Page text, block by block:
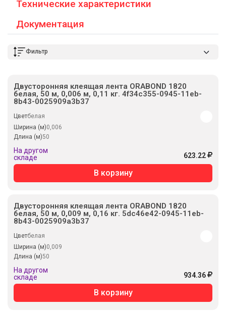
Технические характеристики
Документация
Фильтр
Двусторонняя клеящая лента ORABOND 1820
белая, 50 м, 0,006 м, 0,11 кг. 4f34c355-0945-11eb-
8b43-0025909a3b37
Цветбелая
Ширина (м)0,006
Длина (м)50
На другом
складе
623.22
В корзину
Двусторонняя клеящая лента ORABOND 1820
белая, 50 м, 0,009 м, 0,16 кг. 5dc46e42-0945-11eb-
8b43-0025909a3b37
Цветбелая
Ширина (м)0,009
Длина (м)50
На другом
складе
934.36
В корзину